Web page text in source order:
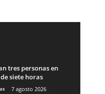
tres personas en
siete horas
7 agosto 2026